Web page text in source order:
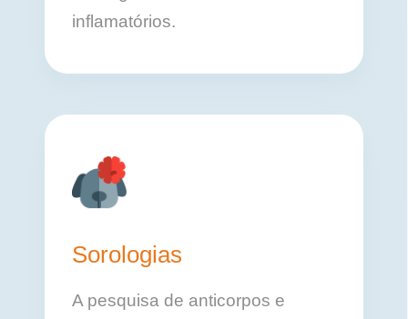
inflamatórios.
Sorologias
A pesquisa de anticorpos e